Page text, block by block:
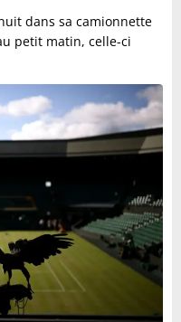
dans sa camionnette
petit matin, celle-ci